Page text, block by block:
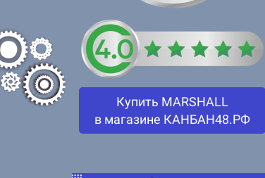
Купить MARSHALL
в магазине КАНБАН48.РФ